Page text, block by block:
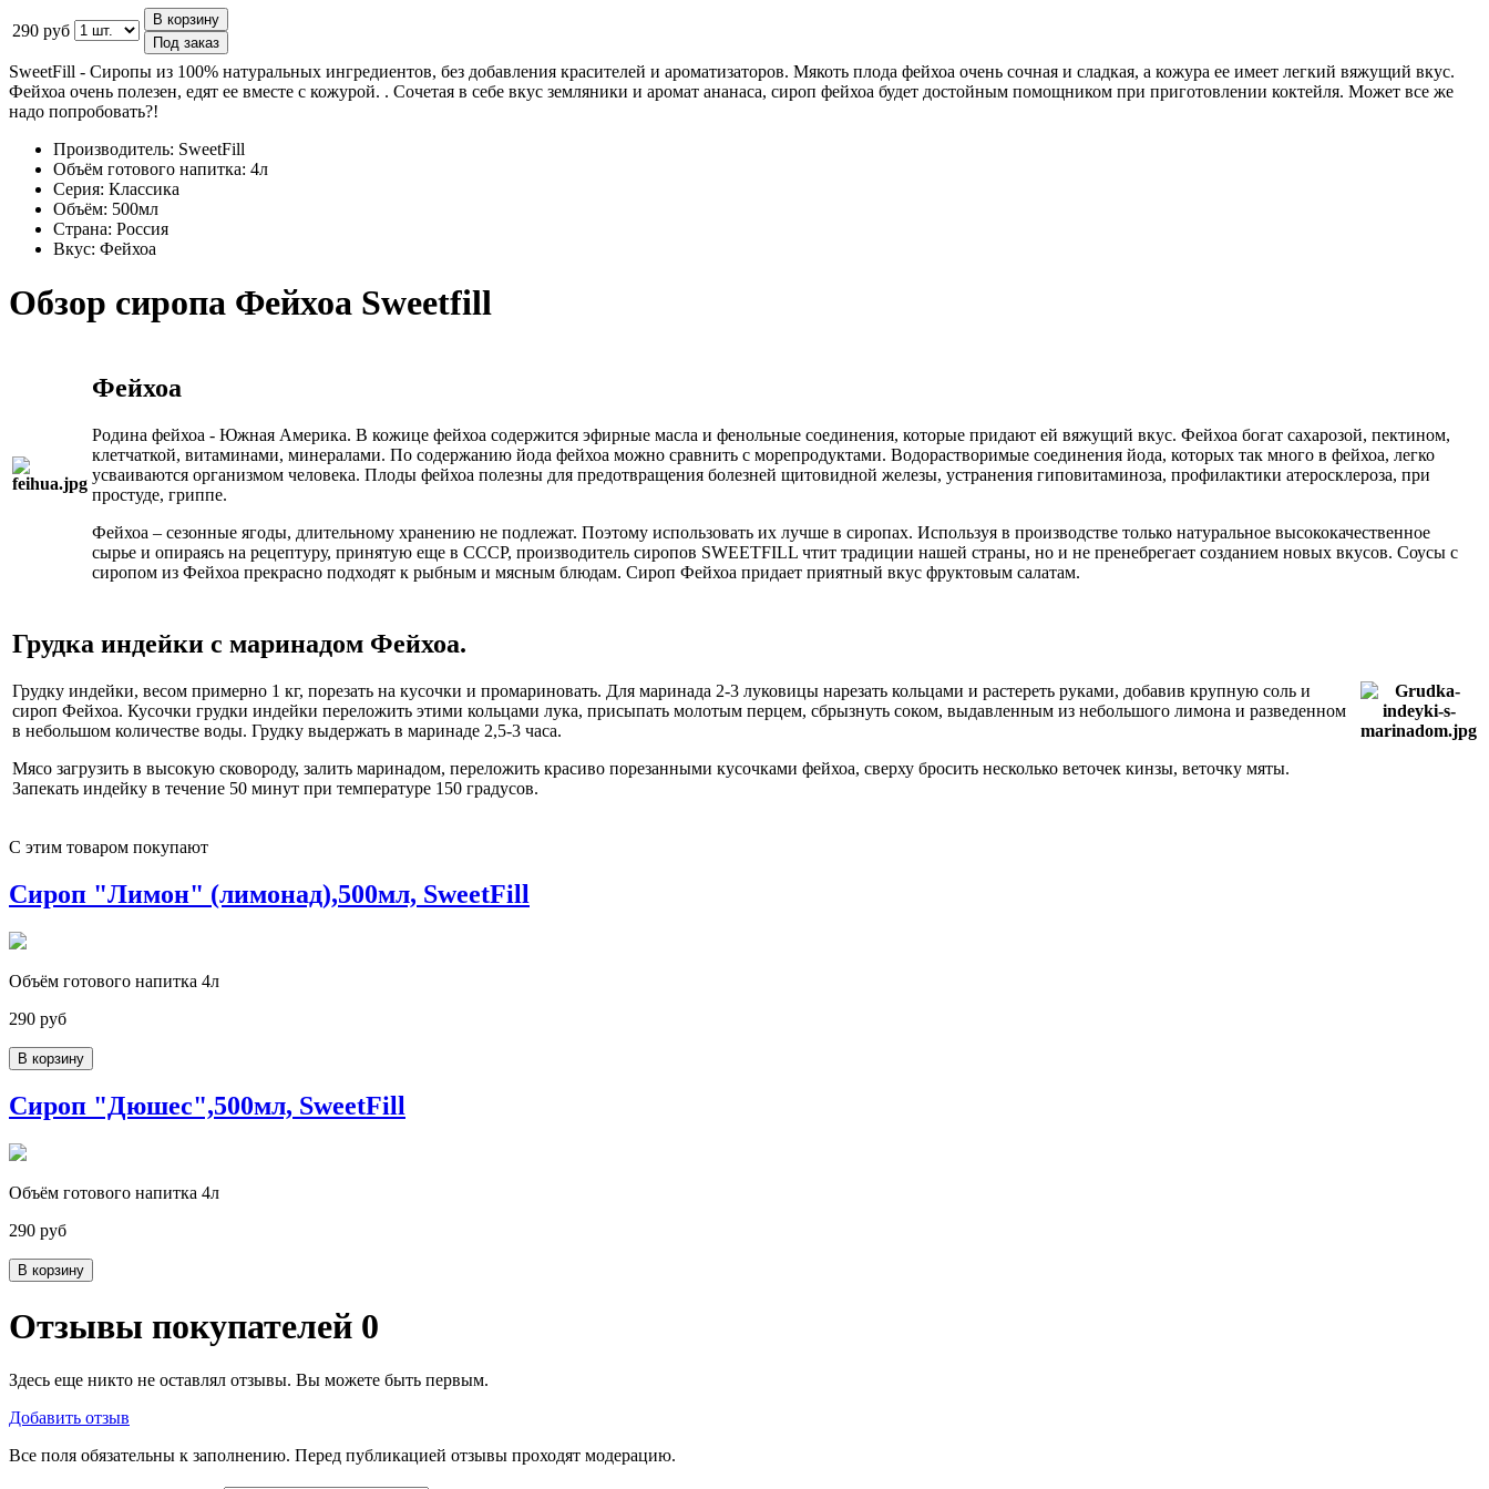
290 руб
В корзину
Под заказ
SweetFill - Сиропы из 100% натуральных ингредиентов, без добавления красителей и ароматизаторов. Мякоть плода фейхоа очень сочная и сладкая, а кожура ее имеет легкий вяжущий вкус.
Фейхоа очень полезен, едят ее вместе с кожурой. . Сочетая в себе вкус земляники и аромат ананаса, сироп фейхоа будет достойным помощником при приготовлении коктейля. Может все же
надо попробовать?!
Производитель: SweetFill
Объём готового напитка: 4л
Серия: Классика
Объём: 500мл
Страна: Россия
Вкус: Фейхоа
Обзор сиропа Фейхоа Sweetfill
Фейхоа
Родина фейхоа - Южная Америка. В кожице фейхоа содержится эфирные масла и фенольные соединения, которые придают ей вяжущий вкус. Фейхоа богат сахарозой, пектином,
клетчаткой, витаминами, минералами. По содержанию йода фейхоа можно сравнить с морепродуктами. Водорастворимые соединения йода, которых так много в фейхоа, легко
усваиваются организмом человека. Плоды фейхоа полезны для предотвращения болезней щитовидной железы, устранения гиповитаминоза, профилактики атеросклероза, при
простуде, гриппе.
Фейхоа – сезонные ягоды, длительному хранению не подлежат. Поэтому использовать их лучше в сиропах. Используя в производстве только натуральное высококачественное
сырье и опираясь на рецептуру, принятую еще в СССР, производитель сиропов SWEETFILL чтит традиции нашей страны, но и не пренебрегает созданием новых вкусов. Соусы с
сиропом из Фейхоа прекрасно подходят к рыбным и мясным блюдам. Сироп Фейхоа придает приятный вкус фруктовым салатам.
Грудка индейки с маринадом Фейхоа.
Грудку индейки, весом примерно 1 кг, порезать на кусочки и промариновать. Для маринада 2-3 луковицы нарезать кольцами и растереть руками, добавив крупную соль и
сироп Фейхоа. Кусочки грудки индейки переложить этими кольцами лука, присыпать молотым перцем, сбрызнуть соком, выдавленным из небольшого лимона и разведенном
в небольшом количестве воды. Грудку выдержать в маринаде 2,5-3 часа.
Мясо загрузить в высокую сковороду, залить маринадом, переложить красиво порезанными кусочками фейхоа, сверху бросить несколько веточек кинзы, веточку мяты.
Запекать индейку в течение 50 минут при температуре 150 градусов.
С этим товаром покупают
Сироп "Лимон" (лимонад),500мл, SweetFill
Объём готового напитка 4л
290 руб
В корзину
Сироп "Дюшес",500мл, SweetFill
Объём готового напитка 4л
290 руб
В корзину
Отзывы покупателей 0
Здесь еще никто не оставлял отзывы. Вы можете быть первым.
Добавить отзыв
Все поля обязательны к заполнению. Перед публикацией отзывы проходят модерацию.